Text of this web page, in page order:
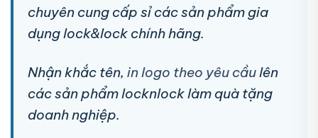
chuyên cung cấp sỉ các sản phẩm gia
dụng lock&lock chính hãng.
Nhận khắc tên, in logo theo yêu cầu lên
các sản phẩm locknlock làm quà tặng
doanh nghiệp.